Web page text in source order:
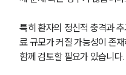
특히 환자의 정신적 충격과
료 규모가 커질 가능성이 존
함께 검토할 필요가 있습니다.